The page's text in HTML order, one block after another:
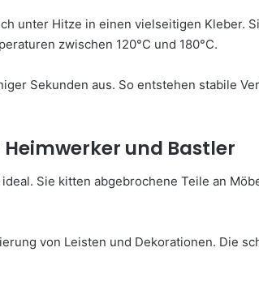
unter Hitze in einen vielseitigen Kleber.
zwischen 120°C und 180°C.
Sekunden aus. So entstehen stabile
und Bastler
Sie kitten abgebrochene Teile an
von Leisten und Dekorationen. Die